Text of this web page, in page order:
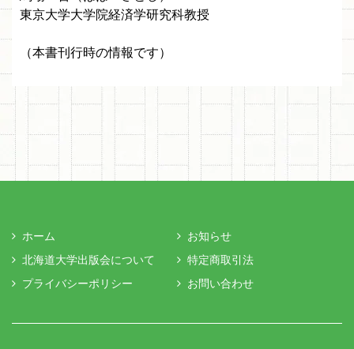
東京大学大学院経済学研究科教授
（本書刊行時の情報です）
ホーム
お知らせ
北海道大学出版会について
特定商取引法
プライバシーポリシー
お問い合わせ